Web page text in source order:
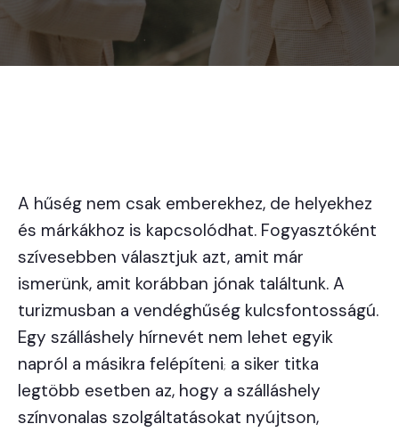
A hűség nem csak emberekhez, de helyekhez
és márkákhoz is kapcsolódhat. Fogyasztóként
szívesebben választjuk azt, amit már
ismerünk, amit korábban jónak találtunk. A
turizmusban a vendéghűség kulcsfontosságú.
Egy szálláshely hírnevét nem lehet egyik
napról a másikra felépíteni; a siker titka
legtöbb esetben az, hogy a szálláshely
színvonalas szolgáltatásokat nyújtson,